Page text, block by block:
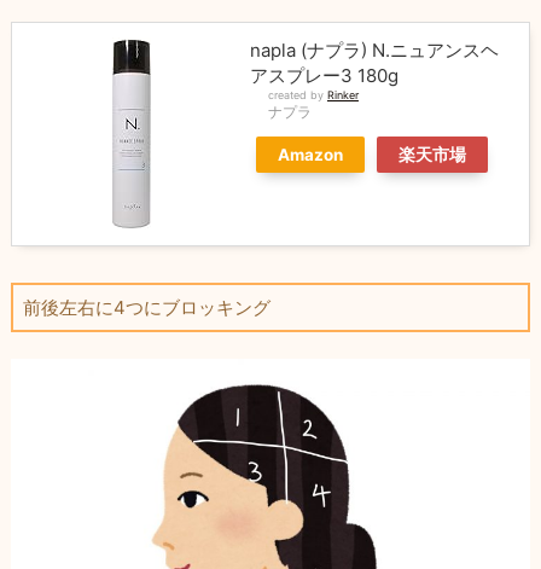
napla (ナプラ) N.ニュアンスヘ
アスプレー3 180g
created by Rinker
ナプラ
Amazon 楽天市場
前後左右に4つにブロッキング